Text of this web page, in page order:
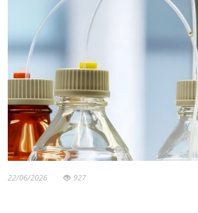
22/06/2026 927